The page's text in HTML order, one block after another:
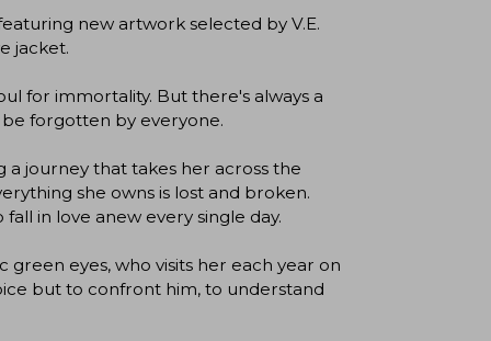
new artwork selected by V.E.
jacket.
for immortality. But there's always a
forgotten by everyone.
a journey that takes her across the
she owns is lost and broken.
in love anew every single day.
eyes, who visits her each year on
but to confront him, to understand